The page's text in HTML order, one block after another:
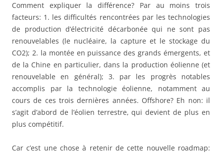
Comment expliquer la différence? Par au moins trois
facteurs: 1. les difficultés rencontrées par les technologies
de production d’électricité décarbonée qui ne sont pas
renouvelables (le nucléaire, la capture et le stockage du
CO2); 2. la montée en puissance des grands émergents, et
de la Chine en particulier, dans la production éolienne (et
renouvelable en général); 3. par les progrès notables
accomplis par la technologie éolienne, notamment au
cours de ces trois dernières années. Offshore? Eh non: il
s’agit d’abord de l’éolien terrestre, qui devient de plus en
plus compétitif.
Car c’est une chose à retenir de cette nouvelle roadmap: